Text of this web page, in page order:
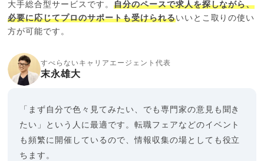
大手総合型サービスです。 自分のペースで求人を探しながら、
必要に応じてプロのサポートも受けられるいいとこ取りの使い
方が可能です。
すべらないキャリアエージェント代表
末永雄大
「まず自分で色々見てみたい、でも専門家の意見も聞き
たい」という人に最適です。転職フェアなどのイベント
も頻繁に開催しているので、情報収集の場としても役立
ちます。